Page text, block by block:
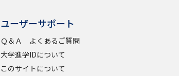
ユーザーサポート
Ｑ＆Ａ よくあるご質問
大学進学IDについて
このサイトについて